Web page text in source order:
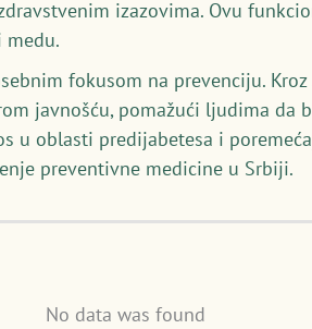
izazovima. Ovu
fokusom na prevenciju.
javnošću, pomažući ljudima da
u oblasti predijabetesa i
preventivne medicine u Srbiji.
No data was found